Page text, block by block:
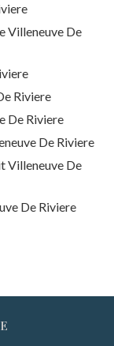
Villeneuve De
Riviere
De Riviere
De Riviere
Villeneuve De
De Riviere